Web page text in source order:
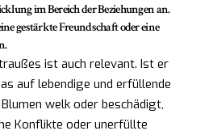
im Bereich der Beziehungen an.
gestärkte Freundschaft oder eine
ist auch relevant. Ist er
auf lebendige und erfüllende
welk oder beschädigt,
Konflikte oder unerfüllte